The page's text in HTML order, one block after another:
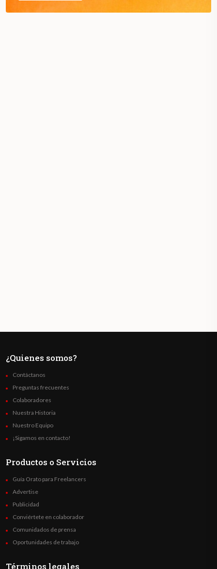
¿Quienes somos?
Contáctanos
Preguntas frecuentes
Colaboradores
Nuestra Historia
Nuestro Equipo
¡Sigamos en contacto!
Productos o Servicios
Guía Orato para Freelancers
Advertise
Publicidad
Conviértete en colaborador
Comunidados de prensa
Oportunidades de trabajo
Términos legales